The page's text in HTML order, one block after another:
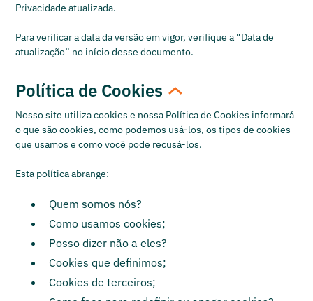
Privacidade atualizada.
Para verificar a data da versão em vigor, verifique a “Data de
atualização” no início desse documento.
Política de Cookies
Nosso site utiliza cookies e nossa Política de Cookies informará
o que são cookies, como podemos usá-los, os tipos de cookies
que usamos e como você pode recusá-los.
Esta política abrange:
Quem somos nós?
Como usamos cookies;
Posso dizer não a eles?
Cookies que definimos;
Cookies de terceiros;